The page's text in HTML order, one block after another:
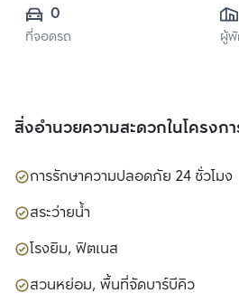
0
ที่จอดรถ ผู้
สิ่งอำนวยความสะดวกในโครงก
การรักษาความปลอดภัย 24 ชั่วโมง
สระว่ายน้ำ
โรงยิม, ฟิตเนส
สวนหย่อม, พื้นที่จัดบาร์บีคิว